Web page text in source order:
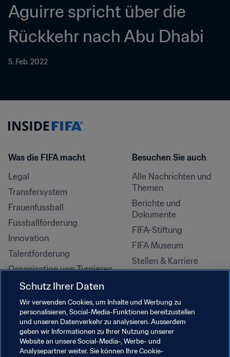
Aguirre spricht über die
Rückkehr nach Abu Dhabi
5. Feb. 2022
Was die FIFA macht
Legal
Transfersystem
Frauenfussball
Fussballförderung
Innovation
Talentförderung
Organisation von Turnieren
Nachhaltigkeit
Menschenrechte und
Antidiskriminierung
Gesundheit und Medizin
Bildungsinitiativen
Besuchen Sie auch
Alle Nachrichten und
Themen
Berichte und
Dokumente
FIFA-Stiftung
FIFA Museum
Stellen & Karriere
Schutz Ihrer Daten
Wir verwenden Cookies, um Inhalte und Werbung zu
personalisieren, Social-Media-Funktionen bereitzustellen
und unseren Datenverkehr zu analysieren. Ausserdem
geben wir Informationen zu Ihrer Nutzung unserer
Website an unsere Social-Media-, Werbe- und
Analysepartner weiter. Sie können Ihre Cookie-